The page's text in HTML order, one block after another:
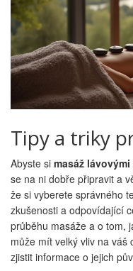
Tipy a triky
Abyste si masáž
se na ni dobře připravit a
že si vyberete správného
zkušenosti a odpovídající
průběhu masáže a o tom,
může mít velký vliv na váš
zjistit informace o jejich